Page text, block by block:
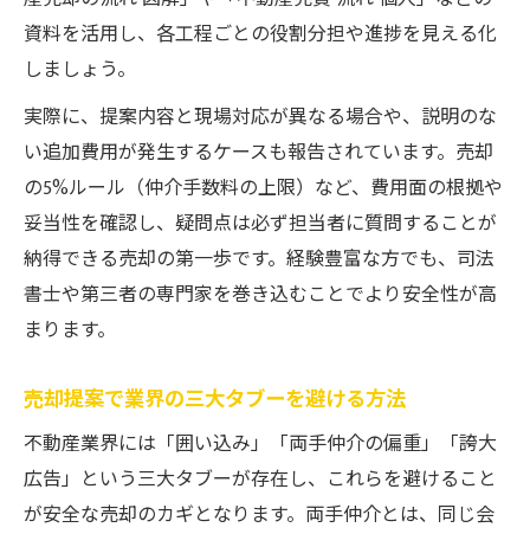
資料を活用し、各工程ごとの役割分担や進捗を見える化
しましょう。
実際に、提案内容と現場対応が異なる場合や、説明のな
い追加費用が発生するケースも報告されています。売却
の5%ルール（仲介手数料の上限）など、費用面の根拠や
妥当性を確認し、疑問点は必ず担当者に質問することが
納得できる売却の第一歩です。経験豊富な方でも、司法
書士や第三者の専門家を巻き込むことでより安全性が高
まります。
売却提案で業界の三大タブーを避ける方法
不動産業界には「囲い込み」「両手仲介の偏重」「誇大
広告」という三大タブーが存在し、これらを避けること
が安全な売却のカギとなります。両手仲介とは、同じ会